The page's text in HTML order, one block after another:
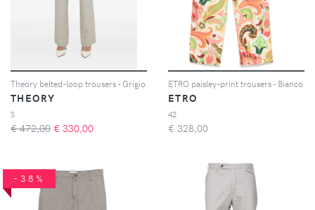
Theory belted-loop trousers - Grigio
THEORY
S
€ 472,00 € 330,00
ETRO paisley-print trousers - Bianco
ETRO
42
€ 328,00
-38%